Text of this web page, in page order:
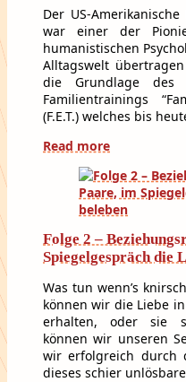
Der US-
war einer der
humanistischen
Alltagswelt
die Grundlage des
Familientrainings
(F.E.T.) welches bis
Read more
Folge 2 –
Spiegelgespräch die
Was tun wenn’s
können wir die Liebe
erhalten, oder sie
können wir unseren
wir erfolgreich durch
dieses schier